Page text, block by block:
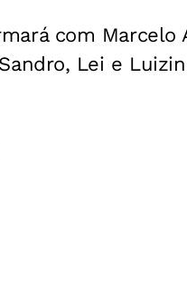
com Marcelo
Lei e